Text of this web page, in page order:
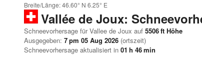
Breite/Länge:46.60° N 6.25° E
Vallée de Joux:
Schneevorhersage für Vallee de Joux auf 5506ft Höhe
Ausgegeben: 7 pm 05 Aug 2026 (ortszeit)
Schneevorhersage aktualisiert in 01 h 46min